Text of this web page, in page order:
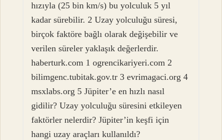
hızıyla (25 bin km/s) bu yolculuk 5 yıl
kadar sürebilir. 2 Uzay yolculuğu süresi,
birçok faktöre bağlı olarak değişebilir ve
verilen süreler yaklaşık değerlerdir.
haberturk.com 1 ogrencikariyeri.com 2
bilimgenc.tubitak.gov.tr 3 evrimagaci.org 4
msxlabs.org 5 Jüpiter’e en hızlı nasıl
gidilir? Uzay yolculuğu süresini etkileyen
faktörler nelerdir? Jüpiter’in keşfi için
hangi uzay araçları kullanıldı?